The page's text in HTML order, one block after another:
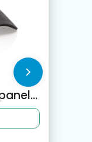
Impact AWARE™ 5 panel 280gr recycled katoenen cap